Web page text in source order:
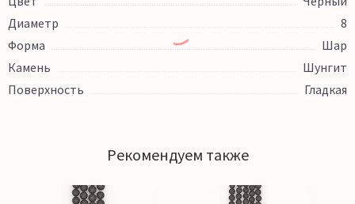
Диаметр
8
Форма
Шар
Камень
Шунгит
Поверхность
Гладкая
Рекомендуем также